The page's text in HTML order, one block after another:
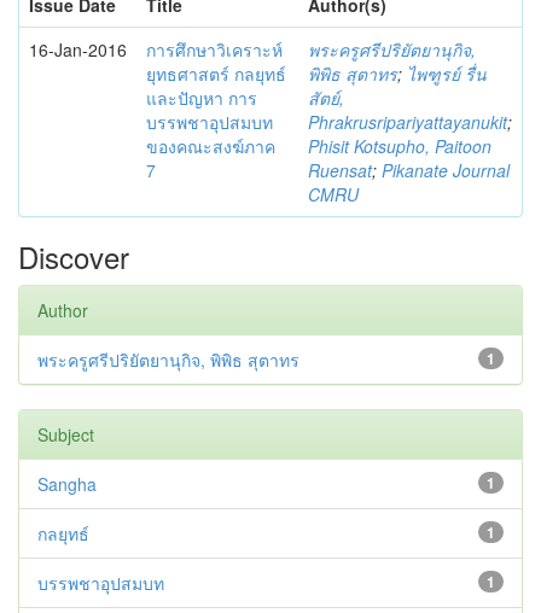
Issue Date
Title
Author(s)
16-Jan-2016
การศึกษาวิเคราะห์
ยุทธศาสตร์ กลยุทธ์
และปัญหา การ
บรรพชาอุปสมบท
ของคณะสงฆ์ภาค
7
พระครูศรีปริยัตยานุกิจ,
พิพิธ สุตาทร; ไพฑูรย์ รื่น
สัตย์,
Phrakrusripariyattayanukit;
Phisit Kotsupho, Paitoon
Ruensat; Pikanate Journal
CMRU
Discover
Author
1
พระครูศรีปริยัตยานุกิจ, พิพิธ สุตาทร
Subject
1
Sangha
1
กลยุทธ์
1
บรรพชาอุปสมบท